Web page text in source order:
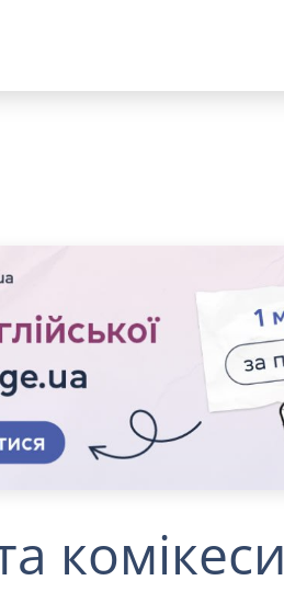
комікеси